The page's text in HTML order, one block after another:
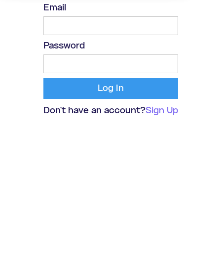
Email
Password
Don't have an account?Sign Up